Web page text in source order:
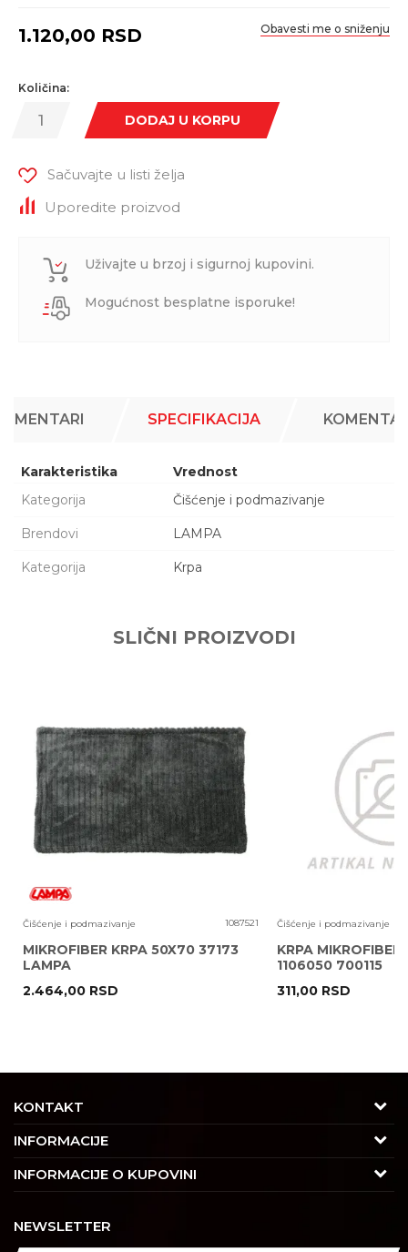
1.120,00 RSD Obavesti me o sniženju
Količina:
DODAJ U KORPU
Sačuvajte u listi želja
Uporedite proizvod
Uživajte u brzoj i sigurnoj kupovini.
Mogućnost besplatne isporuke!
SPECIFIKACIJA
Karakteristika
Vrednost
Kategorija
Čišćenje i podmazivanje
Brendovi LAMPA
Kategorija Krpa
Poruka
POŠALJI
SLIČNI PROIZVODI
Čišćenje i podmazivanje 1087521
MIKROFIBER KRPA 50X70 37173
LAMPA
2.464,00 RSD
Čišćenje i podmazivanje
KRPA MIKROFIBER
1106050 700115
311,00 RSD
KONTAKT
Adresa
Trgovačka 7/2, Čukarica
11030 Beograd, Srbija
INFORMACIJE
O nama
Saradnja
INFORMACIJE O KUPOVINI
Izjava o privatnosti i sigurnosti podataka
NEWSLETTER